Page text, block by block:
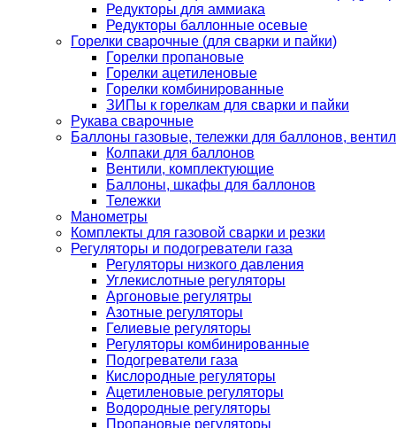
Редукторы для аммиака
Редукторы баллонные осевые
Горелки сварочные (для сварки и пайки)
Горелки пропановые
Горелки ацетиленовые
Горелки комбинированные
ЗИПы к горелкам для сварки и пайки
Рукава сварочные
Баллоны газовые, тележки для баллонов,
Колпаки для баллонов
Вентили, комплектующие
Баллоны, шкафы для баллонов
Тележки
Манометры
Комплекты для газовой сварки и резки
Регуляторы и подогреватели газа
Регуляторы низкого давления
Углекислотные регуляторы
Аргоновые регулятры
Азотные регуляторы
Гелиевые регуляторы
Регуляторы комбинированные
Подогреватели газа
Кислородные регуляторы
Ацетиленовые регуляторы
Водородные регуляторы
Пропановые регуляторы